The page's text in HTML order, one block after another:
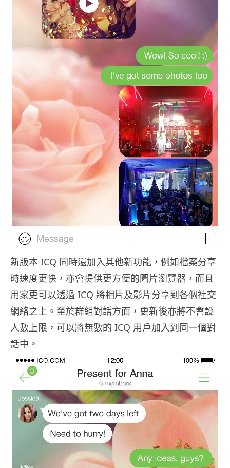
新版本 ICQ 同時還加入其他新功能，例如檔案分享
時速度更快，亦會提供更方便的圖片瀏覽器，而且
用家更可以透過 ICQ 將相片及影片分享到各個社交
網絡之上。至於群組對話方面，更新後亦將不會設
人數上限，可以將無數的 ICQ 用戶加入到同一個對
話中。